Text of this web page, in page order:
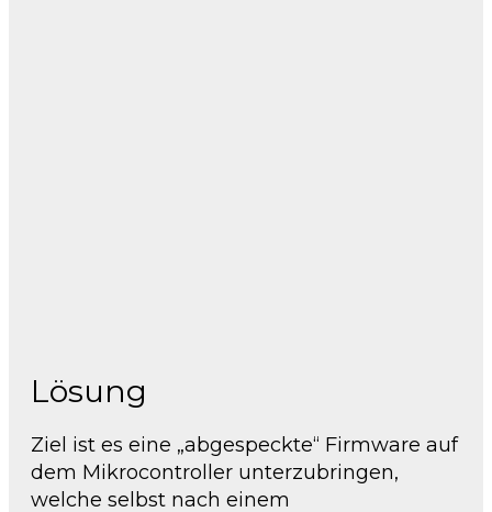
Lösung
Ziel ist es eine „abgespeckte“ Firmware auf
dem Mikrocontroller unterzubringen,
welche selbst nach einem